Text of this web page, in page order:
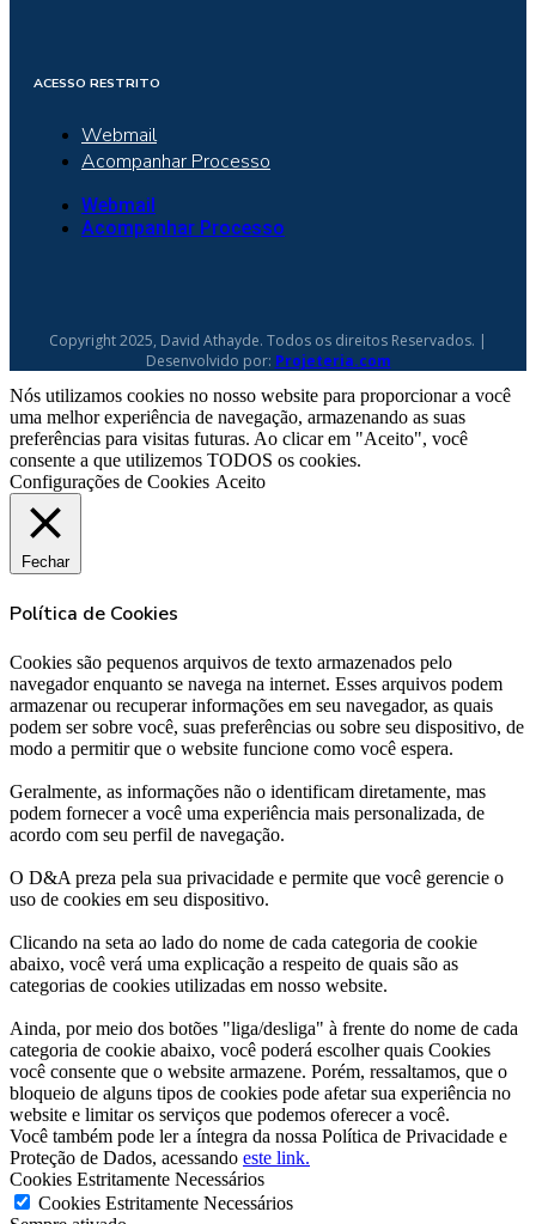
ACESSO RESTRITO
Webmail
Acompanhar Processo
Webmail
Acompanhar Processo
Copyright 2025, David Athayde. Todos os direitos Reservados. |
Desenvolvido por: Projeteria.com
Nós utilizamos cookies no nosso website para proporcionar a você
uma melhor experiência de navegação, armazenando as suas
preferências para visitas futuras. Ao clicar em "Aceito", você
consente a que utilizemos TODOS os cookies.
Configurações de Cookies Aceito
Fechar
Política de Cookies
Cookies são pequenos arquivos de texto armazenados pelo
navegador enquanto se navega na internet. Esses arquivos podem
armazenar ou recuperar informações em seu navegador, as quais
podem ser sobre você, suas preferências ou sobre seu dispositivo, de
modo a permitir que o website funcione como você espera.
Geralmente, as informações não o identificam diretamente, mas
podem fornecer a você uma experiência mais personalizada, de
acordo com seu perfil de navegação.
O D&A preza pela sua privacidade e permite que você gerencie o
uso de cookies em seu dispositivo.
Clicando na seta ao lado do nome de cada categoria de cookie
abaixo, você verá uma explicação a respeito de quais são as
categorias de cookies utilizadas em nosso website.
Ainda, por meio dos botões "liga/desliga" à frente do nome de cada
categoria de cookie abaixo, você poderá escolher quais Cookies
você consente que o website armazene. Porém, ressaltamos, que o
bloqueio de alguns tipos de cookies pode afetar sua experiência no
website e limitar os serviços que podemos oferecer a você.
Você também pode ler a íntegra da nossa Política de Privacidade e
Proteção de Dados, acessando este link.
Cookies Estritamente Necessários
Cookies Estritamente Necessários